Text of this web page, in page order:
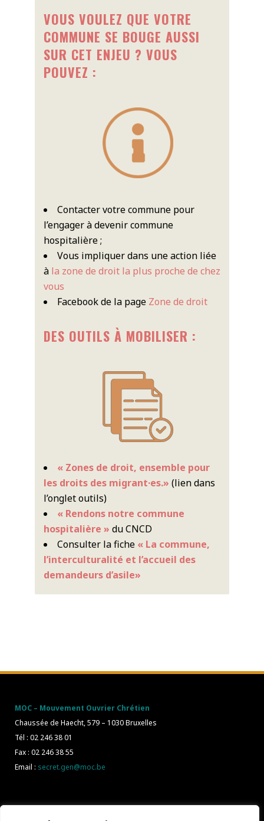
VOUS VOULEZ QUE VOTRE
COMMUNE SE BOUGE AUSSI
SUR CET ENJEU ? VOUS
POUVEZ :
Contacter votre commune pour
l’engager à devenir commune
hospitalière ;
Vous impliquer dans une action liée
à la zone de droit la plus proche de chez
vous
Facebook de la page Zone de droit
DES OUTILS À MOBILISER :
« Zones de droit, ensemble pour
les droits des migrant·es.» (lien dans
l’onglet outils)
« Rendons notre commune
hospitalière » du CNCD
Consulter la fiche « La commune,
l’interculturalité et l’accueil des
demandeurs d’asile»
MOC – Mouvement Ouvrier Chrétien
Chaussée de Haecht, 579 – 1030 Bruxelles
Tél : 02 246 38 01
Fax : 02 246 38 55
Email : secret.gen@moc.be